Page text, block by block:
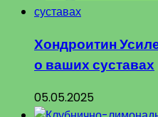
Хондроитин
о ваших суставах
05.05.2025